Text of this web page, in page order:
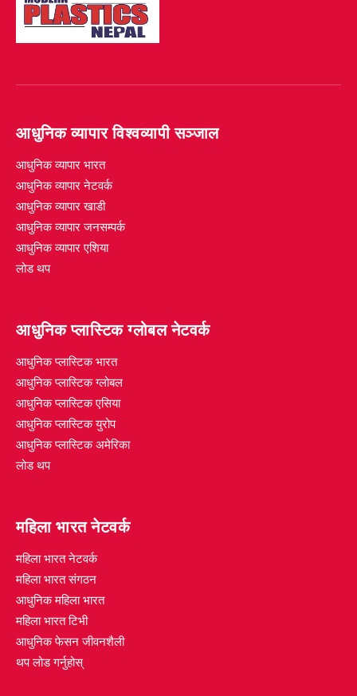
आधुनिक व्यापार विश्वव्यापी सञ्जाल
आधुनिक व्यापार भारत
आधुनिक व्यापार नेटवर्क
आधुनिक व्यापार खाडी
आधुनिक व्यापार जनसम्पर्क
आधुनिक व्यापार एशिया
लोड थप
आधुनिक प्लास्टिक ग्लोबल नेटवर्क
आधुनिक प्लास्टिक भारत
आधुनिक प्लास्टिक ग्लोबल
आधुनिक प्लास्टिक एसिया
आधुनिक प्लास्टिक युरोप
आधुनिक प्लास्टिक अमेरिका
लोड थप
महिला भारत नेटवर्क
महिला भारत नेटवर्क
महिला भारत संगठन
आधुनिक महिला भारत
महिला भारत टिभी
आधुनिक फेसन जीवनशैली
थप लोड गर्नुहोस्